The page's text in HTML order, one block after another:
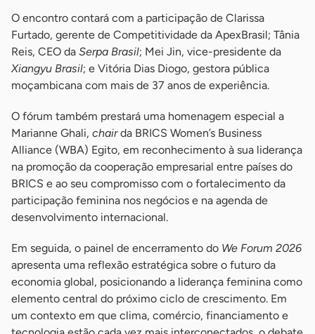
O encontro contará com a participação de Clarissa
Furtado, gerente de Competitividade da ApexBrasil; Tânia
Reis, CEO da Serpa Brasil; Mei Jin, vice-presidente da
Xiangyu Brasil; e Vitória Dias Diogo, gestora pública
moçambicana com mais de 37 anos de experiência.
O fórum também prestará uma homenagem especial a
Marianne Ghali, chairda BRICS Women’s Business
Alliance (WBA) Egito, em reconhecimento à sua liderança
na promoção da cooperação empresarial entre países do
BRICS e ao seu compromisso com o fortalecimento da
participação feminina nos negócios e na agenda de
desenvolvimento internacional.
Em seguida, o painel de encerramento do We Forum 2026
apresenta uma reflexão estratégica sobre o futuro da
economia global, posicionando a liderança feminina como
elemento central do próximo ciclo de crescimento. Em
um contexto em que clima, comércio, financiamento e